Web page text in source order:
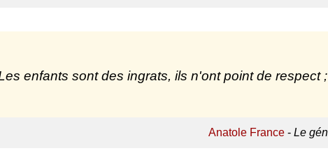
enfants sont des ingrats, ils n'ont point de respect
Anatole France- Le